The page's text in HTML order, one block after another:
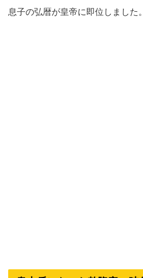
息子の弘暦が皇帝に即位しました。